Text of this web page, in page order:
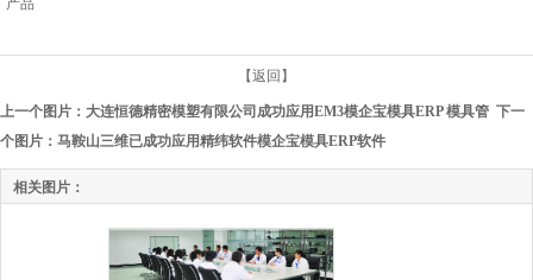
【返回】
上一个图片： 大连恒德精密模塑有限公司成功应用EM3模企宝模具ERP 模具管 下一
个图片： 马鞍山三维已成功应用精纬软件模企宝模具ERP软件
相关图片：